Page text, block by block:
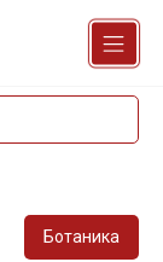
Ботаника